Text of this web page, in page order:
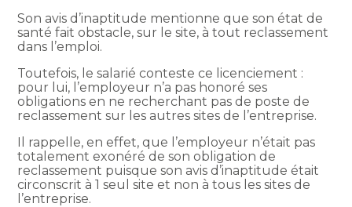
Son avis d’inaptitude mentionne que son état de
santé fait obstacle, sur le site, à tout reclassement
dans l’emploi.
Toutefois, le salarié conteste ce licenciement :
pour lui, l’employeur n’a pas honoré ses
obligations en ne recherchant pas de poste de
reclassement sur les autres sites de l’entreprise.
Il rappelle, en effet, que l’employeur n’était pas
totalement exonéré de son obligation de
reclassement puisque son avis d’inaptitude était
circonscrit à 1 seul site et non à tous les sites de
l’entreprise.